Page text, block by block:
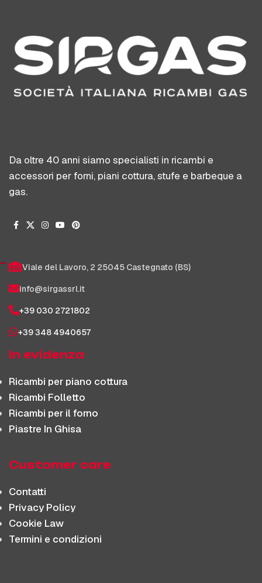
Da oltre 40 anni siamo specialisti in ricambi e
accessori per forni, piani cottura, stufe e barbeque a
gas.
Viale del Lavoro, 2 25045 Castegnato (BS)
info@sirgassrl.it
+39 030 2721802
+39 348 4940657
In evidenza
Ricambi per piano cottura
Ricambi Folletto
Ricambi per il forno
Piastre In Ghisa
Customer care
Contatti
Privacy Policy
Cookie Law
Termini e condizioni